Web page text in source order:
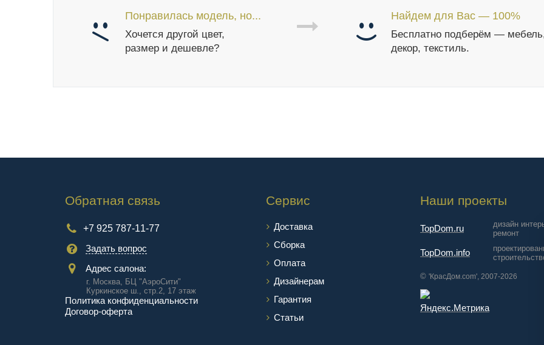
Понравилась модель, но...
Хочется другой цвет,
размер и дешевле?
Найдем для Вас — 100%
Бесплатно подберём —
декор, текстиль.
Обратная связь
+7 925 787-11-77
Задать вопрос
Адрес салона:
г. Москва, БЦ "АэроCити"
Куркинское ш., стр.2, 17 этаж
Политика конфиденциальности
Договор-оферта
Сервис
Доставка
Сборка
Оплата
Дизайнерам
Гарантия
Cтатьи
Наши проекты
TopDom.ru
дизайн
ремонт
TopDom.info
© 'КрасДом.com', 2007-2026